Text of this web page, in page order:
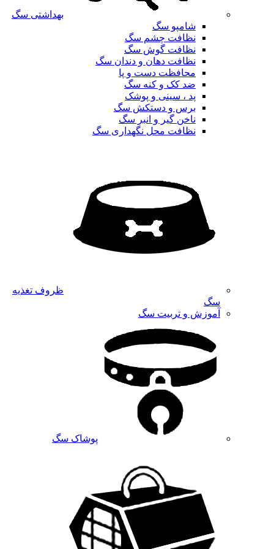
بهداشتی سگ
شامپو سگ
نظافت چشم سگ
نظافت گوش سگ
نظافت دهان و دندان سگ
محافظت دست و پا
ضد کک و کنه سگ
پد ، سینی و پوشک
برس و دستکش سگ
ناخن گیر و انبر سگ
نظافت محل نگهداری سگ
ظروف تغذیه
سگ
آموزش و تربیت سگ
پوشاک سگ